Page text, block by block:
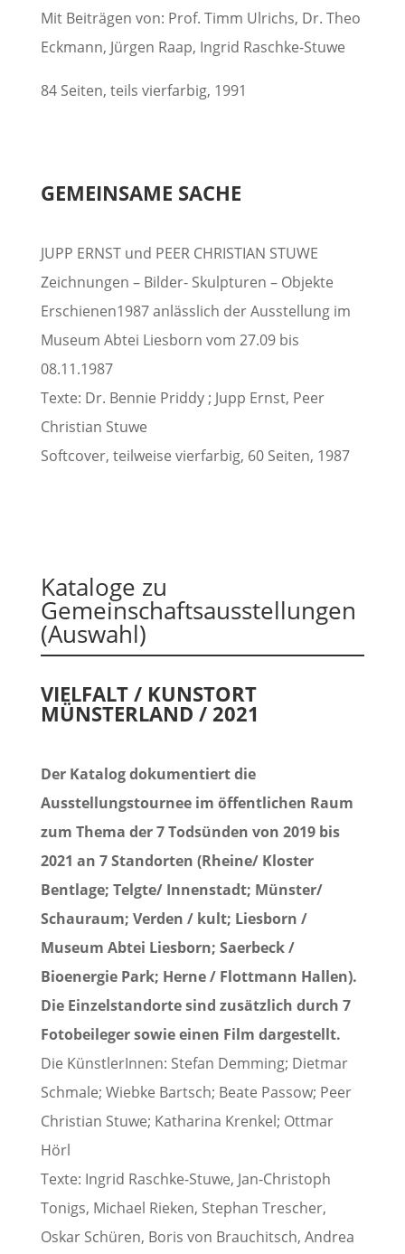
Mit Beiträgen von: Prof. Timm Ulrichs, Dr. Theo
Eckmann, Jürgen Raap, Ingrid Raschke-Stuwe
84 Seiten, teils vierfarbig, 1991
GEMEINSAME SACHE
JUPP ERNST und PEER CHRISTIAN STUWE
Zeichnungen – Bilder- Skulpturen – Objekte
Erschienen1987 anlässlich der Ausstellung im
Museum Abtei Liesborn vom 27.09 bis
08.11.1987
Texte: Dr. Bennie Priddy ; Jupp Ernst, Peer
Christian Stuwe
Softcover, teilweise vierfarbig, 60 Seiten, 1987
Kataloge zu
Gemeinschaftsausstellungen
(Auswahl)
VIELFALT / KUNSTORT
MÜNSTERLAND / 2021
Der Katalog dokumentiert die
Ausstellungstournee im öffentlichen Raum
zum Thema der 7 Todsünden von 2019 bis
2021 an 7 Standorten (Rheine/ Kloster
Bentlage; Telgte/ Innenstadt; Münster/
Schauraum; Verden / kult; Liesborn /
Museum Abtei Liesborn; Saerbeck /
Bioenergie Park; Herne / Flottmann Hallen).
Die Einzelstandorte sind zusätzlich durch 7
Fotobeileger sowie einen Film dargestellt.
Die KünstlerInnen: Stefan Demming; Dietmar
Schmale; Wiebke Bartsch; Beate Passow; Peer
Christian Stuwe; Katharina Krenkel; Ottmar
Hörl
Texte: Ingrid Raschke-Stuwe, Jan-Christoph
Tonigs, Michael Rieken, Stephan Trescher,
Oskar Schüren, Boris von Brauchitsch, Andrea